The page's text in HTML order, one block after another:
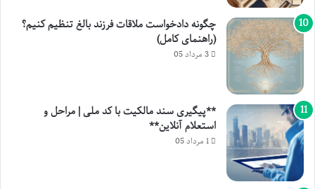
چگونه دادخواست ملاقات فرزند بالغ تنظیم کنیم؟
(راهنمای کامل)
3 مرداد 05
**پیگیری سند مالکیت با کد ملی | مراحل و
استعلام آنلاین**
1 مرداد 05